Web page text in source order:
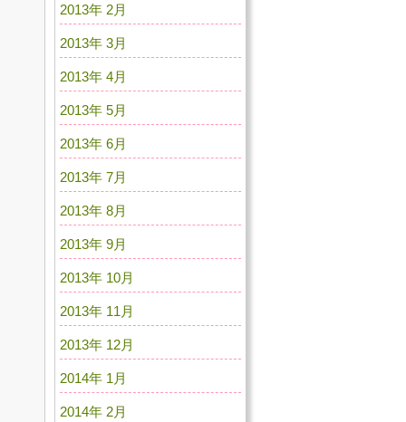
2013年 2月
2013年 3月
2013年 4月
2013年 5月
2013年 6月
2013年 7月
2013年 8月
2013年 9月
2013年 10月
2013年 11月
2013年 12月
2014年 1月
2014年 2月